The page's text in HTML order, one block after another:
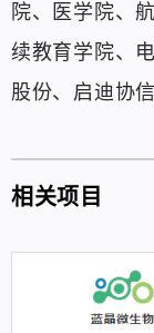
院、医学院、
续教育学院、
股份、启迪协
相关项目